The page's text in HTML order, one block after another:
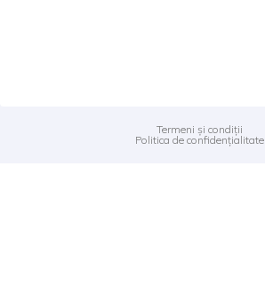
Termeni și condiții
Politica de confidențialitate